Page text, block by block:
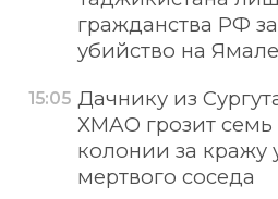
гражданства РФ за
убийство на Ямале
15:05 Дачнику из
ХМАО грозит семь
колонии за кражу
мертвого соседа